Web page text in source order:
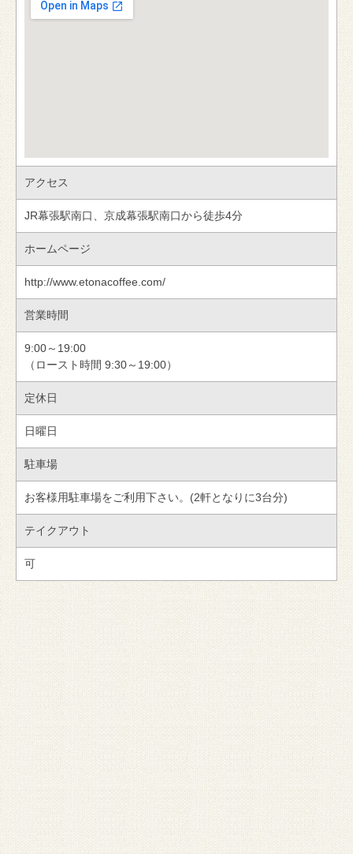
アクセス
JR幕張駅南口、京成幕張駅南口から徒歩4分
ホームページ
http://www.etonacoffee.com/
営業時間
9:00～19:00
（ロースト時間 9:30～19:00）
定休日
日曜日
駐車場
お客様用駐車場をご利用下さい。(2軒となりに3台分)
テイクアウト
可